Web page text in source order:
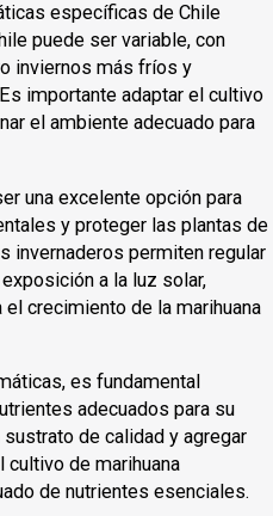
específicas de Chile
puede ser variable, con
inviernos más fríos y
importante adaptar el cultivo
el ambiente adecuado para
una excelente opción para
y proteger las plantas de
invernaderos permiten regular
a la luz solar,
crecimiento de la marihuana
es fundamental
adecuados para su
de calidad y agregar
de marihuana
de nutrientes esenciales.